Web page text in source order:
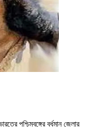
পশ্চিমবঙ্গের বর্ধমান জেলার